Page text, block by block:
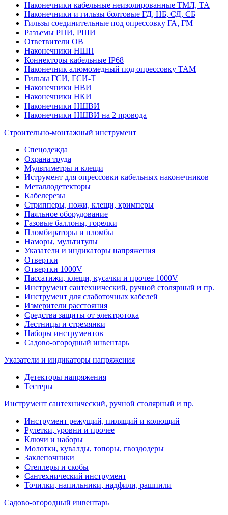
Наконечники кабельные неизолированные ТМЛ, ТА
Наконечники и гильзы болтовые ГД, НБ, СД, СБ
Гильзы соединительные под опрессовку ГА, ГМ
Разъемы РПИ, РШИ
Ответвители ОВ
Наконечники НШП
Коннекторы кабельные IP68
Наконечник алюмомедный под опрессовку ТАМ
Гильзы ГСИ, ГСИ-Т
Наконечники НВИ
Наконечники НКИ
Наконечники НШВИ
Наконечники НШВИ на 2 провода
Строительно-монтажный инструмент
Спецодежда
Охрана труда
Мультиметры и клещи
Иструмент для опрессовки кабельных наконечников
Металлодетекторы
Кабелерезы
Стрипперы, ножи, клещи, кримперы
Паяльное оборудование
Газовые баллоны, горелки
Пломбираторы и пломбы
Наморы, мультитулы
Указатели и индикаторы напряжения
Отвертки
Отвертки 1000V
Пассатижи, клещи, кусачки и прочее 1000V
Инструмент сантехнический, ручной столярный и пр.
Инструмент для слаботочных кабелей
Измерители расстояния
Средства защиты от электротока
Лестницы и стремянки
Наборы инструментов
Садово-огородный инвентарь
Указатели и индикаторы напряжения
Детекторы напряжения
Тестеры
Инструмент сантехнический, ручной столярный и пр.
Инструмент режущий, пилящий и колющий
Рулетки, уровни и прочее
Ключи и наборы
Молотки, кувалды, топоры, гвоздодеры
Заклепочники
Степлеры и скобы
Сантехнический инструмент
Точилки, напильники, надфили, рашпили
Садово-огородный инвентарь